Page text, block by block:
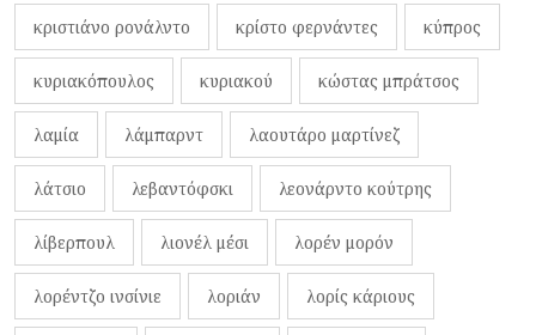
κριστιάνο ρονάλντο κρίστο φερνάντες κύπρος
κυριακόπουλος κυριακού κώστας μπράτσος
λαμία λάμπαρντ λαουτάρο μαρτίνεζ
λάτσιο λεβαντόφσκι λεονάρντο κούτρης
λίβερπουλ λιονέλ μέσι λορέν μορόν
λορέντζο ινσίνιε λοριάν λορίς κάριους